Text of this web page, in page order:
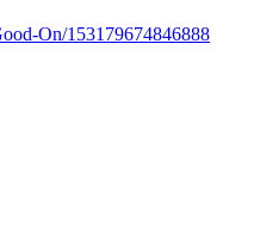
On/153179674846888